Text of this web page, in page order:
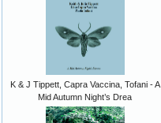
K & J Tippett, Capra Vaccina, Tofani - A
Mid Autumn Night’s Drea